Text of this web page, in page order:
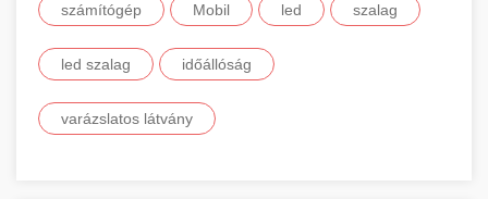
számítógép Mobil led szalag
led szalag időállóság
varázslatos látvány